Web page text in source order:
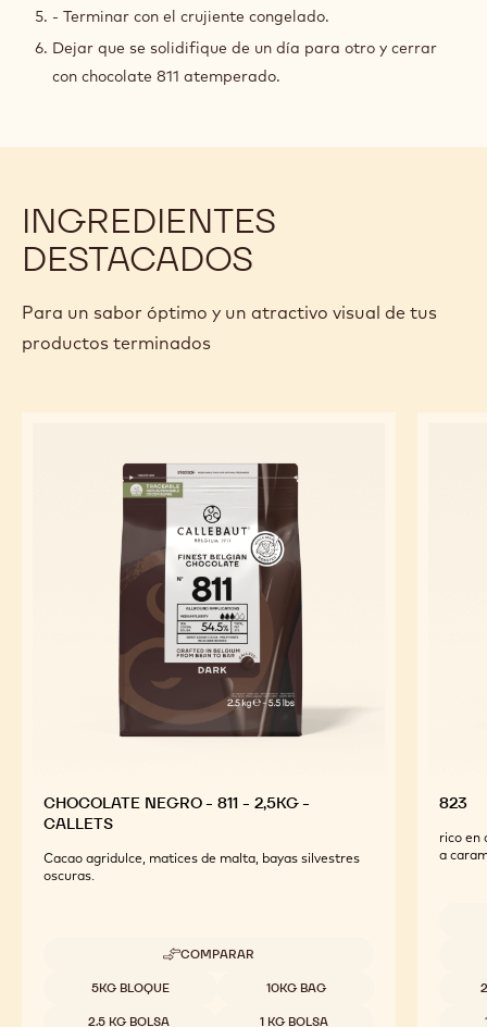
- Terminar con el crujiente congelado.
Dejar que se solidifique de un día para otro y cerrar
con chocolate 811 atemperado.
INGREDIENTES
DESTACADOS
Para un sabor óptimo y un atractivo visual de tus
productos terminados
CHOCOLATE NEGRO - 811 - 2,5KG -
CALLETS
Cacao agridulce, matices de malta, bayas silvestres
oscuras.
COMPARAR
-
Tamaños disponibles
5KG BLOQUE 10KG BAG
2.5 KG BOLSA 1 KG BOLSA
823
rico en
a